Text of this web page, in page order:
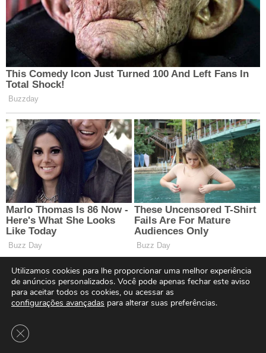
Utilizamos cookies para lhe proporcionar uma melhor experiência
de anúncios personalizados. Você pode apenas fechar este aviso
para aceitar todos os cookies, ou acessar as
configurações avançadas para alterar suas preferências.
Close GDPR Cookie Banner